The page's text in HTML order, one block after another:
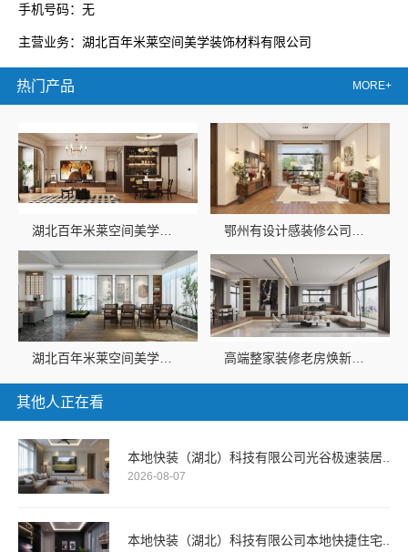
手机号码：无
主营业务：湖北百年米莱空间美学装饰材料有限公司
热门产品 MORE+
其他人正在看
本地快装（湖北）科技有限公司光谷极速装居..
2026-08-07
本地快装（湖北）科技有限公司本地快捷住宅..